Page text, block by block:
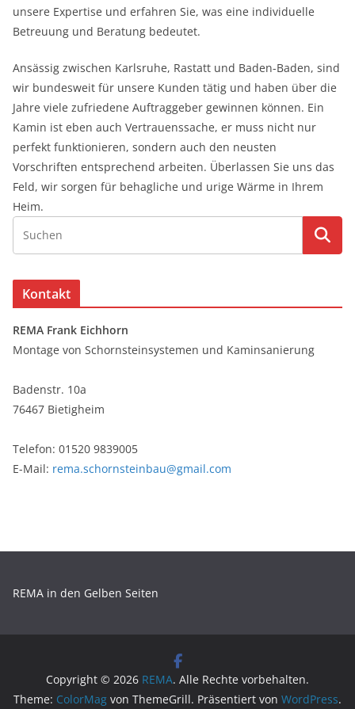
unsere Expertise und erfahren Sie, was eine individuelle
Betreuung und Beratung bedeutet.
Ansässig zwischen Karlsruhe, Rastatt und Baden-Baden, sind
wir bundesweit für unsere Kunden tätig und haben über die
Jahre viele zufriedene Auftraggeber gewinnen können. Ein
Kamin ist eben auch Vertrauenssache, er muss nicht nur
perfekt funktionieren, sondern auch den neusten
Vorschriften entsprechend arbeiten. Überlassen Sie uns das
Feld, wir sorgen für behagliche und urige Wärme in Ihrem
Heim.
Kontakt
REMA Frank Eichhorn
Montage von Schornsteinsystemen und Kaminsanierung
Badenstr. 10a
76467 Bietigheim
Telefon: 01520 9839005
E-Mail: rema.schornsteinbau@gmail.com
REMA in den Gelben Seiten
Copyright © 2026 REMA. Alle Rechte vorbehalten.
Theme: ColorMag von ThemeGrill. Präsentiert von WordPress.